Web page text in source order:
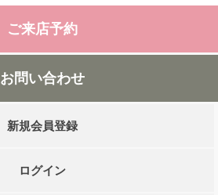
ご来店予約
お問い合わせ
新規会員登録
ログイン